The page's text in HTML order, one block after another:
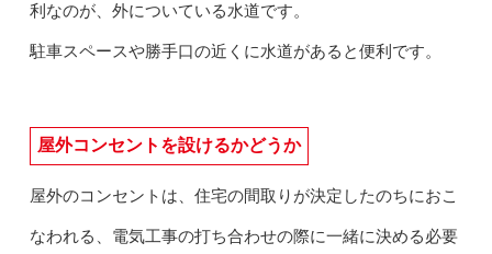
利なのが、外についている水道です。
駐車スペースや勝手口の近くに水道があると便利です。
屋外コンセントを設けるかどうか
屋外のコンセントは、住宅の間取りが決定したのちにおこ
なわれる、電気工事の打ち合わせの際に一緒に決める必要